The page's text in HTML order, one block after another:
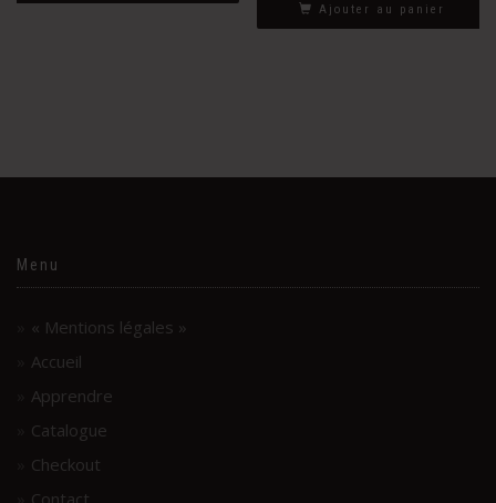
Ajouter au panier
Menu
« Mentions légales »
Accueil
Apprendre
Catalogue
Checkout
Contact